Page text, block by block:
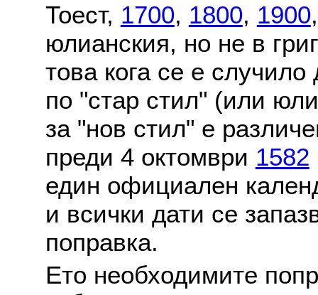
Тоест, 1700, 1800, 1900
юлианския, но не в
това кога се е
по "стар стил" (или
за "нов стил" е
преди 4 октомври 1582
един официален
и всички дати се
поправка.
Ето необходимите